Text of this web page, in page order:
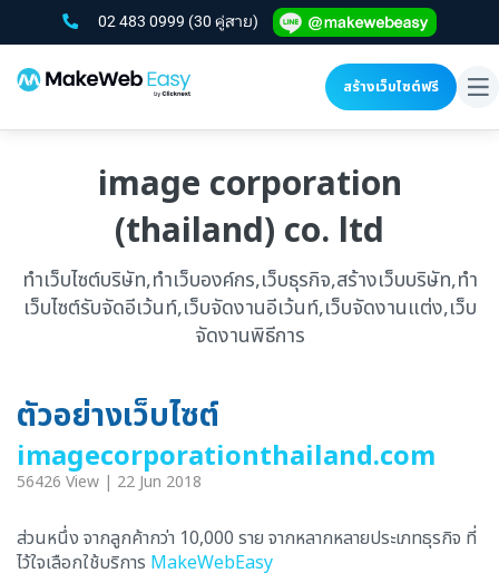
02 483 0999 (30 คู่สาย)
สร้างเว็บไซต์ฟรี
image corporation
(thailand) co. ltd
ทำเว็บไซต์บริษัท,ทำเว็บองค์กร,เว็บธุรกิจ,สร้างเว็บบริษัท,ทำ
เว็บไซต์รับจัดอีเว้นท์,เว็บจัดงานอีเว้นท์,เว็บจัดงานแต่ง,เว็บ
จัดงานพิธีการ
ตัวอย่างเว็บไซต์
imagecorporationthailand.com
56426 View | 22 Jun 2018
ส่วนหนึ่ง จากลูกค้ากว่า 10,000 ราย จากหลากหลายประเภทธุรกิจ ที่
ไว้ใจเลือกใช้บริการ MakeWebEasy